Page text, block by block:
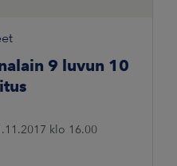
9 luvun 10
klo 16.00